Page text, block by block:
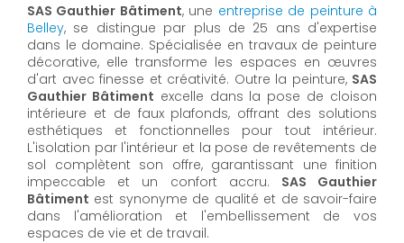
SAS Gauthier Bâtiment, une entreprise de peinture à
Belley, se distingue par plus de 25 ans d'expertise
dans le domaine. Spécialisée en travaux de peinture
décorative, elle transforme les espaces en œuvres
d'art avec finesse et créativité. Outre la peinture, SAS
Gauthier Bâtiment excelle dans la pose de cloison
intérieure et de faux plafonds, offrant des solutions
esthétiques et fonctionnelles pour tout intérieur.
L'isolation par l'intérieur et la pose de revêtements de
sol complètent son offre, garantissant une finition
impeccable et un confort accru. SAS Gauthier
Bâtiment est synonyme de qualité et de savoir-faire
dans l'amélioration et l'embellissement de vos
espaces de vie et de travail.